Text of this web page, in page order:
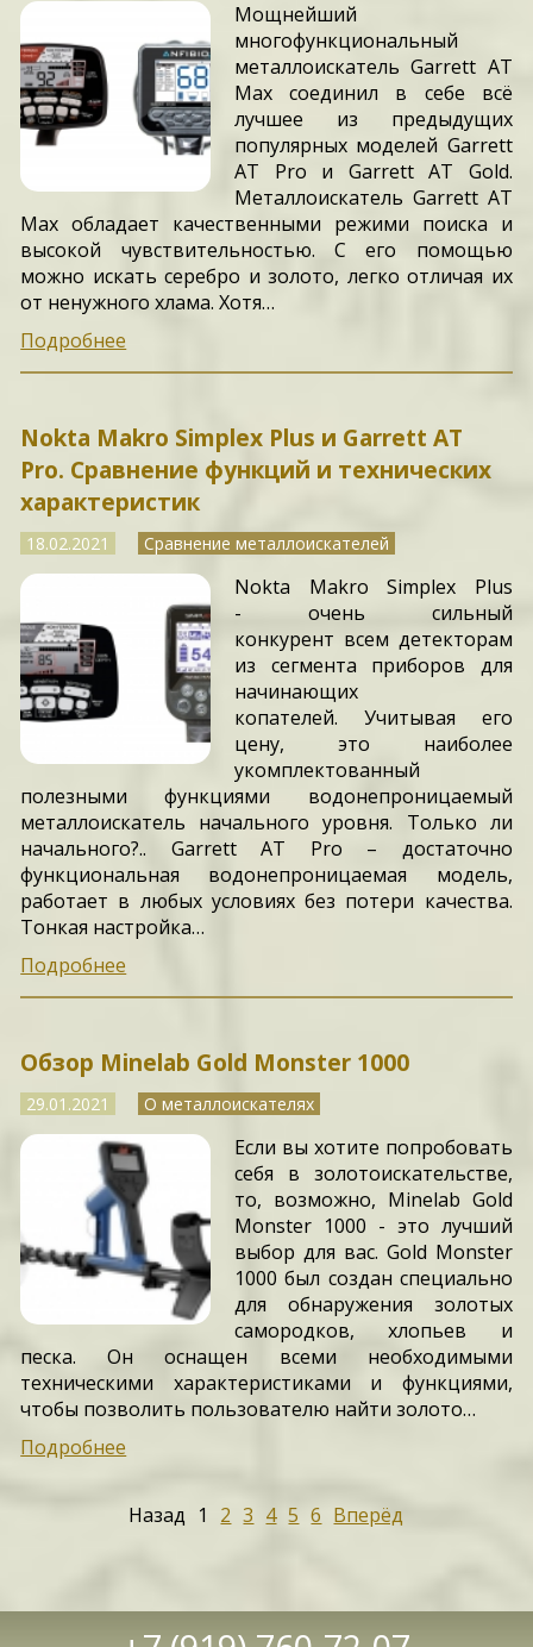
Мощнейший
многофункциональный
металлоискатель Garrett AT
Max соединил в себе всё
лучшее из предыдущих
популярных моделей Garrett
AT Pro и Garrett AT Gold.
Металлоискатель Garrett AT
Max обладает качественными режими поиска и
высокой чувствительностью. С его помощью
можно искать серебро и золото, легко отличая их
от ненужного хлама. Хотя…
Подробнее
Nokta Makro Simplex Plus и Garrett AT
Pro. Сравнение функций и технических
характеристик
18.02.2021 Сравнение металлоискателей
Nokta Makro Simplex Plus
- очень сильный
конкурент всем детекторам
из сегмента приборов для
начинающих
копателей. Учитывая его
цену, это наиболее
укомплектованный
полезными функциями водонепроницаемый
металлоискатель начального уровня. Только ли
начального?.. Garrett AT Pro – достаточно
функциональная водонепроницаемая модель,
работает в любых условиях без потери качества.
Тонкая настройка…
Подробнее
Обзор Minelab Gold Monster 1000
29.01.2021 О металлоискателях
Если вы хотите попробовать
себя в золотоискательстве,
то, возможно, Minelab Gold
Monster 1000 - это лучший
выбор для вас. Gold Monster
1000 был создан специально
для обнаружения золотых
самородков, хлопьев и
песка. Он оснащен всеми необходимыми
техническими характеристиками и функциями,
чтобы позволить пользователю найти золото…
Подробнее
Назад 1 2 3 4 5 6 Вперёд